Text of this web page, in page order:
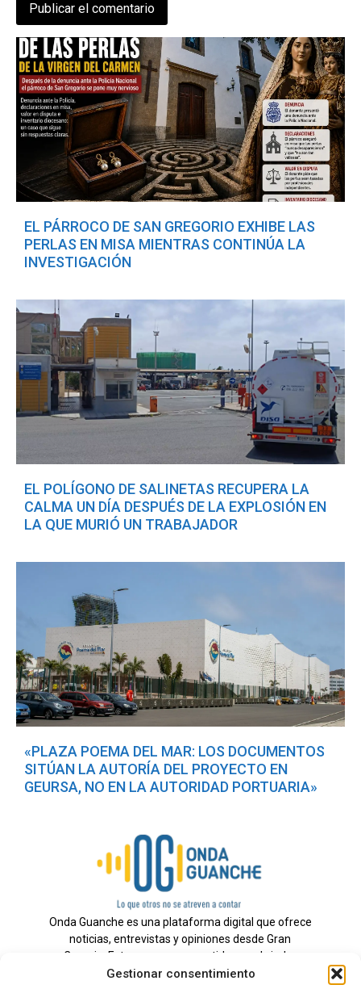
Gestionar consentimiento
EL PÁRROCO DE SAN GREGORIO EXHIBE LAS
PERLAS EN MISA MIENTRAS CONTINÚA LA
INVESTIGACIÓN
EL POLÍGONO DE SALINETAS RECUPERA LA
CALMA UN DÍA DESPUÉS DE LA EXPLOSIÓN EN
LA QUE MURIÓ UN TRABAJADOR
«PLAZA POEMA DEL MAR: LOS DOCUMENTOS
SITÚAN LA AUTORÍA DEL PROYECTO EN
GEURSA, NO EN LA AUTORIDAD PORTUARIA»
Onda Guanche es una plataforma digital que ofrece
noticias, entrevistas y opiniones desde Gran
Canaria. Estamos comprometidos con brindar
información veraz y un periodismo independiente a